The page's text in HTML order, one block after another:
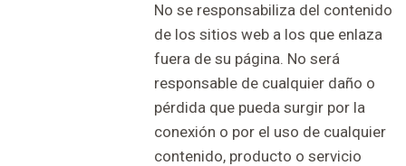
No se responsabiliza del contenido
de los sitios web a los que enlaza
fuera de su página. No será
responsable de cualquier daño o
pérdida que pueda surgir por la
conexión o por el uso de cualquier
contenido, producto o servicio